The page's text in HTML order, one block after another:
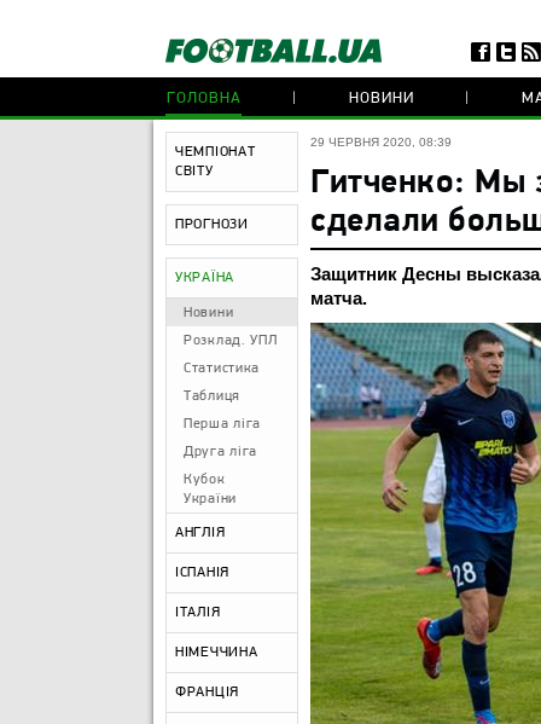
ГОЛОВНА НОВИНИ
ЧЕМПІОНАТ
СВІТУ
ПРОГНОЗИ
УКРАЇНА
Новини
Розклад. УПЛ
Статистика
Таблиця
Перша ліга
Друга ліга
Кубок
України
АНГЛІЯ
ІСПАНІЯ
ІТАЛІЯ
НІМЕЧЧИНА
ФРАНЦІЯ
29 ЧЕРВНЯ 2020, 08:39
Гитченко: Мы
сделали
Защитник Десны
матча.